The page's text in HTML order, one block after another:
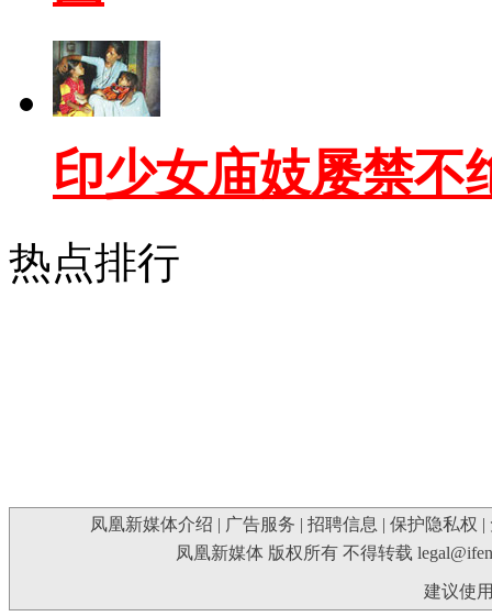
印少女庙妓屡禁不
热点排行
凤凰新媒体介绍 | 广告服务 | 招聘信息 | 保护隐私权 |
凤凰新媒体 版权所有 不得转载
建议使